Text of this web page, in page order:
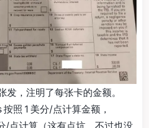
发，注明了每张卡的金额。
照 1 美分/点计算金额，